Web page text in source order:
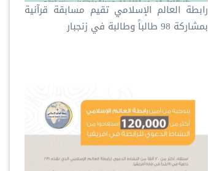
رابطة العالم الإسلامي تقيم مسابقة قرآنية
بمشاركة 98 طالباً وطالبة في زنجبار